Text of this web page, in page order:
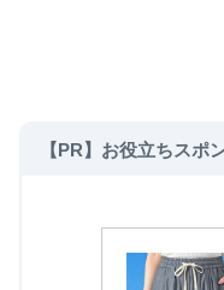
【PR】お役立ちスポ